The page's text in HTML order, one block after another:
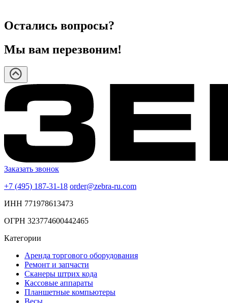
Остались вопросы?
Мы вам перезвоним!
Заказать звонок
+7 (495) 187-31-18 order@zebra-ru.com
ИНН 771978613473
ОГРН 323774600442465
Категории
Аренда торгового оборудования
Ремонт и запчасти
Сканеры штрих кода
Кассовые аппараты
Планшетные компьютеры